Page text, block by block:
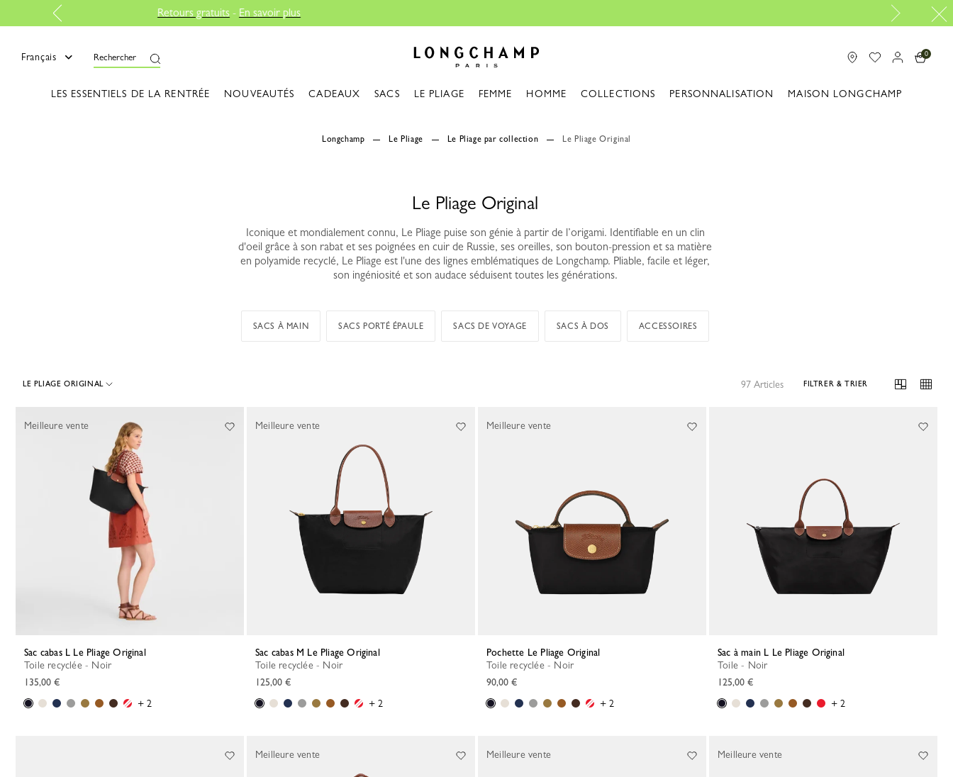
Français Rechercher 0
LES ESSENTIELS DE LA RENTRÉE NOUVEAUTÉS CADEAUX SACS LE PLIAGE FEMME HOMME COLLECTIONS PERSONNALISATION MAISON LONGCHAMP
Longchamp Le Pliage Le Pliage par collection Le Pliage Original
Le Pliage Original
Iconique et mondialement connu, Le Pliage puise son génie à partir de l’origami. Identifiable en un clin
d'oeil grâce à son rabat et ses poignées en cuir de Russie, ses oreilles, son bouton-pression et sa matière
en polyamide recyclé, Le Pliage est l'une des lignes emblématiques de Longchamp. Pliable, facile et léger,
son ingéniosité et son audace séduisent toutes les générations.
SACS À MAIN SACS PORTÉ ÉPAULE SACS DE VOYAGE SACS À DOS ACCESSOIRES
LE PLIAGE ORIGINAL 97 Articles FILTRER & TRIER
Sac cabas L Le Pliage Original
Toile recyclée - Noir
135,00 €
+ 2
Meilleure vente
Sac cabas M Le Pliage Original
Toile recyclée - Noir
125,00 €
+ 2
Meilleure vente
Pochette Le Pliage Original
Toile recyclée - Noir
90,00 €
+ 2
Meilleure vente
Sac à main L Le Pliage Original
Toile - Noir
125,00 €
+ 2
Meilleure vente Meilleure vente Meilleure vente